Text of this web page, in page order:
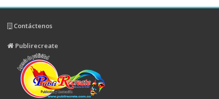
Contáctenos
Publirecreate